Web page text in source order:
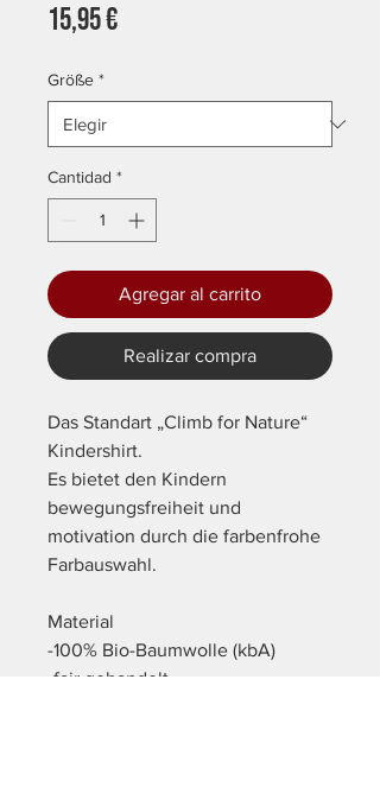
15,95 €Precio
Größe *
Cantidad *
Agregar al carrito
Realizar compra
Das Standart „Climb for Nature“
Kindershirt.
Es bietet den Kindern
bewegungsfreiheit und
motivation durch die farbenfrohe
Farbauswahl.
Material
-100% Bio-Baumwolle (kbA)
-fair gehandelt